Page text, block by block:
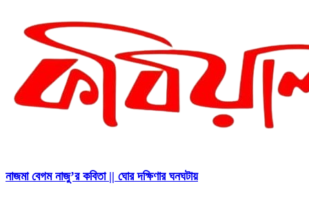
নাজমা বেগম নাজু’র কবিতা || ঘোর দক্ষিণার ঘনঘটায়